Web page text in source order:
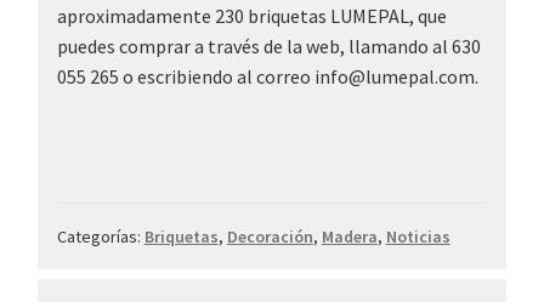
aproximadamente 230 briquetas LUMEPAL, que
puedes comprar a través de la web, llamando al 630
055 265 o escribiendo al correo info@lumepal.com.
Categorías: Briquetas, Decoración, Madera, Noticias